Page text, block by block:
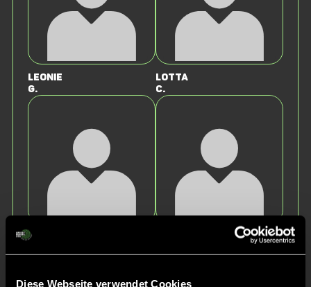
Diese Webseite verwendet Cookies
Leonie
G.
Lotta
C.
Maline